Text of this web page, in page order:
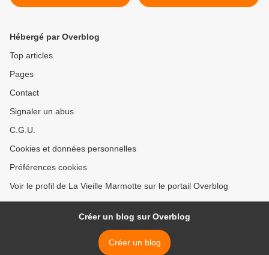
place ! >
Hébergé par Overblog
Top articles
Pages
Contact
Signaler un abus
C.G.U.
Cookies et données personnelles
Préférences cookies
Voir le profil de La Vieille Marmotte sur le portail Overblog
Créer un blog sur Overblog
Créer un blog